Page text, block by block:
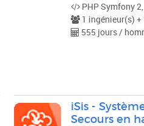
PHP Symfony
1 ingénieur(s)
555 jours /
iSis -
Secours en